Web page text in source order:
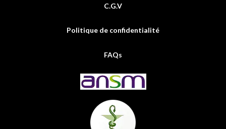
C.G.V
Politique de confidentialité
FAQs